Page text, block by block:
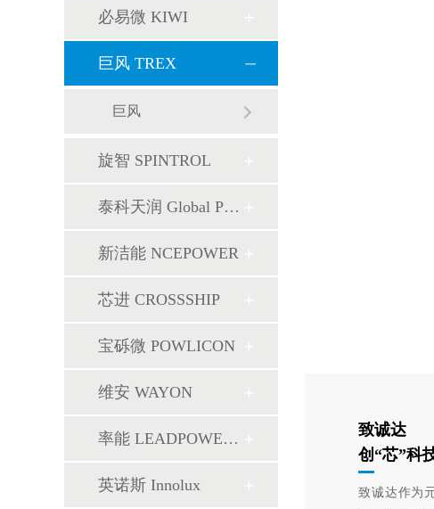
必易微 KIWI
巨风 TREX
巨风
旋智 SPINTROL
泰科天润 Global Power
新洁能 NCEPOWER
芯进 CROSSSHIP
宝砾微 POWLICON
维安 WAYON
率能 LEADPOWER SEMI
英诺斯 Innolux
致诚达
创“芯”科
致诚达作为